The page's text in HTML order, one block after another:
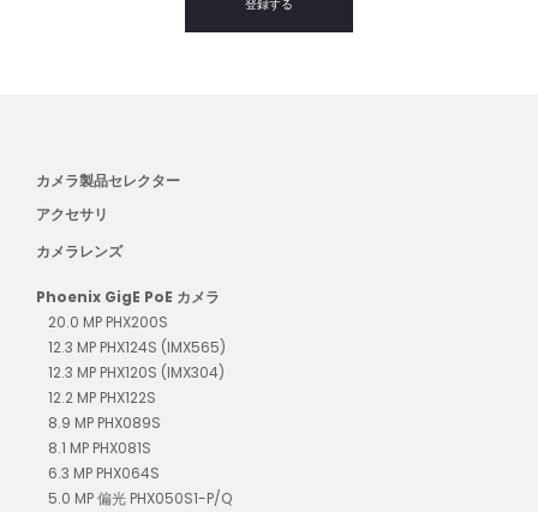
登録する
カメラ製品セレクター
アクセサリ
カメラレンズ
Phoenix GigE PoE カメラ
20.0 MP PHX200S
12.3 MP PHX124S (IMX565)
12.3 MP PHX120S (IMX304)
12.2 MP PHX122S
8.9 MP PHX089S
8.1 MP PHX081S
6.3 MP PHX064S
5.0 MP 偏光 PHX050S1-P/Q